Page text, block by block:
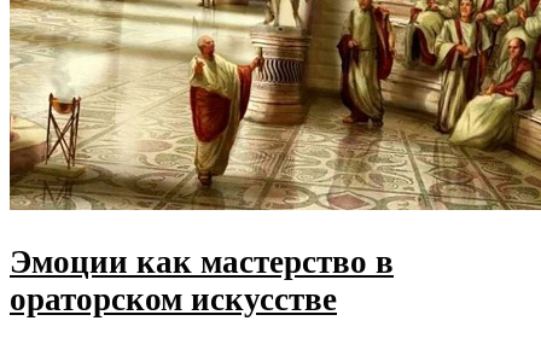
Эмоции как мастерство в
ораторском искусстве